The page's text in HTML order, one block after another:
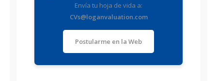
Envía tu hoja de vida a:
CVs@loganvaluation.com
Postularme en la Web